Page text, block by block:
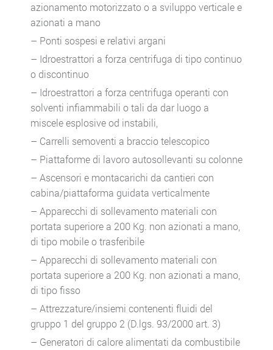
azionamento motorizzato o a sviluppo verticale e
azionati a mano
– Ponti sospesi e relativi argani
– Idroestrattori a forza centrifuga di tipo continuo
o discontinuo
– Idroestrattori a forza centrifuga operanti con
solventi infiammabili o tali da dar luogo a
miscele esplosive od instabili,
– Carrelli semoventi a braccio telescopico
– Piattaforme di lavoro autosollevanti su colonne
– Ascensori e montacarichi da cantieri con
cabina/piattaforma guidata verticalmente
– Apparecchi di sollevamento materiali con
portata superiore a 200 Kg. non azionati a mano,
di tipo mobile o trasferibile
– Apparecchi di sollevamento materiali con
portata superiore a 200 Kg. non azionati a mano,
di tipo fisso
– Attrezzature/insiemi contenenti fluidi del
gruppo 1 del gruppo 2 (D.lgs. 93/2000 art. 3)
– Generatori di calore alimentati da combustibile